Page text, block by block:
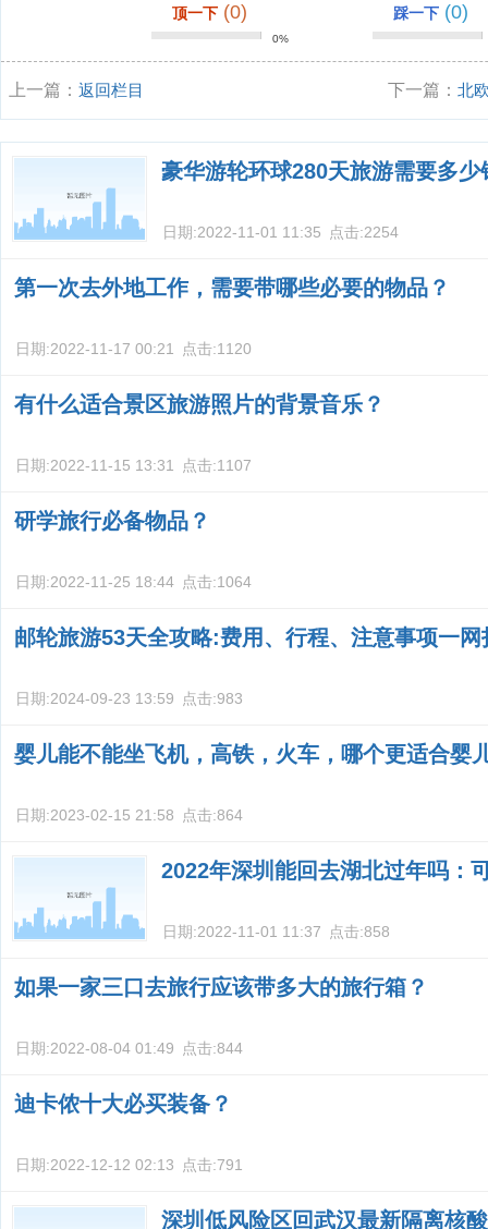
顶一下 (0)
0%
踩一下 (0)
上一篇： 返回栏目 下一篇：北
豪华游轮环球280天旅游需要多少
日期:2022-11-01 11:35 点击:2254
第一次去外地工作，需要带哪些必要的物品？
日期:2022-11-17 00:21 点击:1120
有什么适合景区旅游照片的背景音乐？
日期:2022-11-15 13:31 点击:1107
研学旅行必备物品？
日期:2022-11-25 18:44 点击:1064
邮轮旅游53天全攻略:费用、行程、注意事项一网
日期:2024-09-23 13:59 点击:983
婴儿能不能坐飞机，高铁，火车，哪个更适合婴
日期:2023-02-15 21:58 点击:864
2022年深圳能回去湖北过年吗：
日期:2022-11-01 11:37 点击:858
如果一家三口去旅行应该带多大的旅行箱？
日期:2022-08-04 01:49 点击:844
迪卡侬十大必买装备？
日期:2022-12-12 02:13 点击:791
深圳低风险区回武汉最新隔离核